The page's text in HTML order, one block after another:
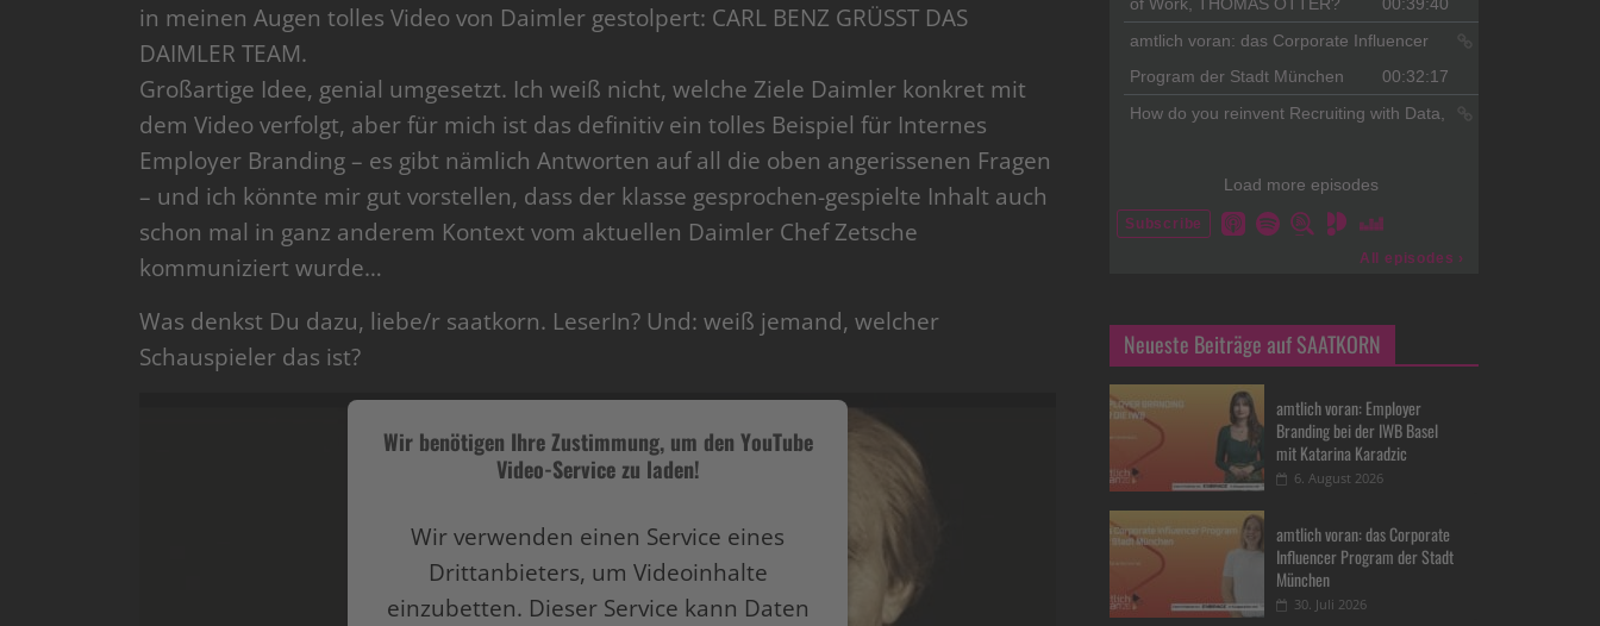
in meinen Augen tolles Video von Daimler gestolpert: CARL BENZ GRÜSST DAS
DAIMLER TEAM.
Großartige Idee, genial umgesetzt. Ich weiß nicht, welche Ziele Daimler konkret mit
dem Video verfolgt, aber für mich ist das definitiv ein tolles Beispiel für Internes
Employer Branding – es gibt nämlich Antworten auf all die oben angerissenen Fragen
– und ich könnte mir gut vorstellen, dass der klasse gesprochen-gespielte Inhalt auch
schon mal in ganz anderem Kontext vom aktuellen Daimler Chef Zetsche
kommuniziert wurde…
Was denkst Du dazu, liebe/r saatkorn. LeserIn? Und: weiß jemand, welcher
Schauspieler das ist?
Wir benötigen Ihre Zustimmung, um den YouTube
Video-Service zu laden!
Wir verwenden einen Service eines
Drittanbieters, um Videoinhalte
einzubetten. Dieser Service kann Daten
Neueste Beiträge auf SAATKORN
amtlich voran: Employer
Branding bei der IWB Basel
mit Katarina Karadzic
6. August 2026
amtlich voran: das Corporate
Influencer Program der Stadt
München
30. Juli 2026